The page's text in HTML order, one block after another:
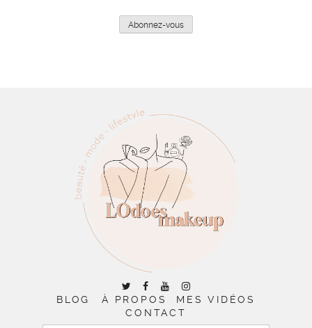
Abonnez-vous
BLOG À PROPOS
MES VIDÉOS
CONTACT